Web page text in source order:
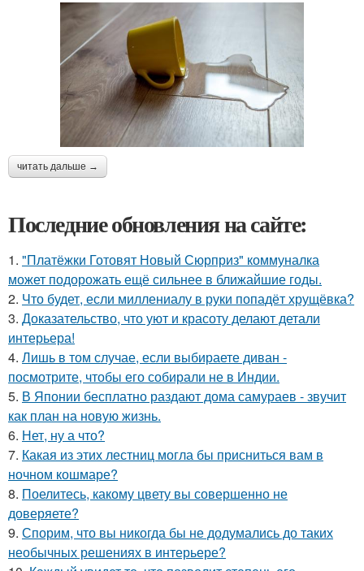
читать дальше →
Последние обновления на сайте:
1. "Платёжки Готовят Новый Сюрприз" коммуналка
может подорожать ещё сильнее в ближайшие годы.
2. Что будет, если миллениалу в руки попадёт хрущёвка?
3. Доказательство, что уют и красоту делают детали
интерьера!
4. Лишь в том случае, если выбираете диван -
посмотрите, чтобы его собирали не в Индии.
5. В Японии бесплатно раздают дома самураев - звучит
как план на новую жизнь.
6. Нет, ну а что?
7. Какая из этих лестниц могла бы присниться вам в
ночном кошмаре?
8. Поелитесь, какому цвету вы совершенно не
доверяете?
9. Спорим, что вы никогда бы не додумались до таких
необычных решениях в интерьере?